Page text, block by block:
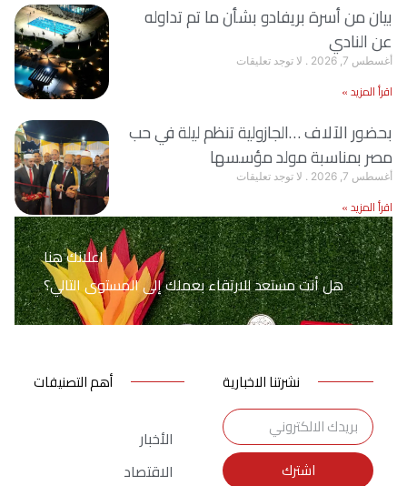
بيان من أسرة بريفادو بشأن ما تم تداوله
عن النادي
أغسطس 7, 2026 لا توجد تعليقات
اقرأ المزيد »
بحضور الآلاف …الجازولية تنظم ليلة في حب
مصر بمناسبة مولد مؤسسها
أغسطس 7, 2026 لا توجد تعليقات
اقرأ المزيد »
اعلانك هنا
هل أنت مستعد للارتقاء بعملك إلى المستوى التالي؟
نشرتنا الاخبارية
اشترك
أهم التصنيفات
الأخبار
الاقتصاد